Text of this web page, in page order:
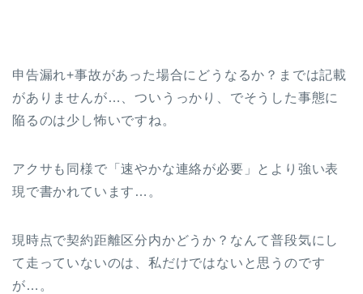
申告漏れ+事故があった場合にどうなるか？までは記載
がありませんが…、ついうっかり、でそうした事態に
陥るのは少し怖いですね。
アクサも同様で「速やかな連絡が必要」とより強い表
現で書かれています…。
現時点で契約距離区分内かどうか？なんて普段気にし
て走っていないのは、私だけではないと思うのです
が…。